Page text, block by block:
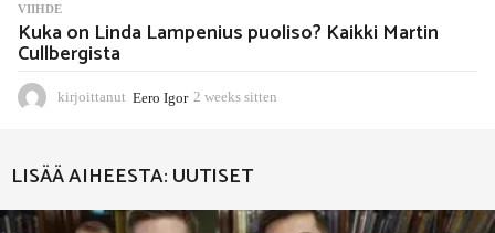
VIIHDE
Kuka on Linda Lampenius puoliso? Kaikki Martin
Cullbergista
kirjoittanut Eero Igor 2 weeks sitten
s
LISÄÄ AIHEESTA: UUTISET